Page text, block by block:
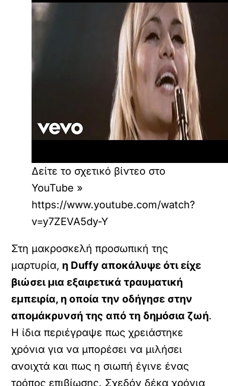
Δείτε το σχετικό βίντεο στο
YouTube »
https://www.youtube.com/watch?
v=y7ZEVA5dy-Y
Στη μακροσκελή προσωπική της
μαρτυρία, η Duffy αποκάλυψε ότι είχε
βιώσει μια εξαιρετικά τραυματική
εμπειρία, η οποία την οδήγησε στην
απομάκρυνσή της από τη δημόσια ζωή.
Η ίδια περιέγραψε πως χρειάστηκε
χρόνια για να μπορέσει να μιλήσει
ανοιχτά και πως η σιωπή έγινε ένας
τρόπος επιβίωσης. Σχεδόν δέκα χρόνια